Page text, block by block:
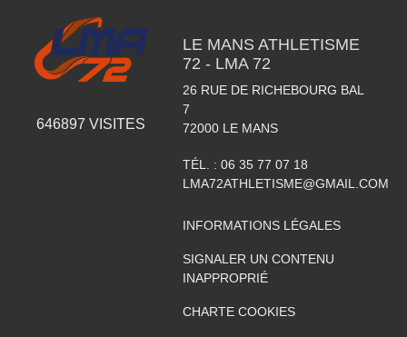
646897 VISITES
LE MANS ATHLETISME
72 - LMA 72
26 RUE DE RICHEBOURG BAL
7
72000 LE MANS
TÉL. : 06 35 77 07 18
LMA72ATHLETISME@GMAIL.COM
INFORMATIONS LÉGALES
SIGNALER UN CONTENU
INAPPROPRIÉ
CHARTE COOKIES